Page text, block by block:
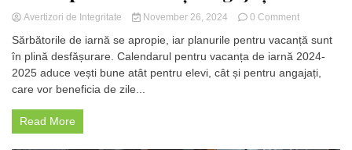
Avertizori de Integritate November 26, 2024 0 Commenton
de
iarnă
2024-
Sărbătorile de iarnă se apropie, iar planurile pentru vacanță sunt
în plină desfășurare. Calendarul pentru vacanța de iarnă 2024-
2025 aduce vești bune atât pentru elevi, cât și pentru angajați,
care vor beneficia de zile...
Read More